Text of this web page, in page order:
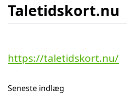
Taletidskort.nu
https://taletidskort.nu/
Seneste indlæg